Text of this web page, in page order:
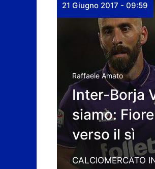
21 Giugno 2017 - 09:59
Raffaele Amato
Inter-Borja
siamo:
verso il sì
CALCIOMERCATO